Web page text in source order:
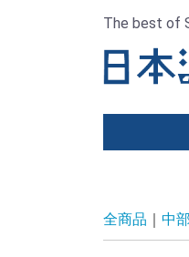
The best of
全商品 中